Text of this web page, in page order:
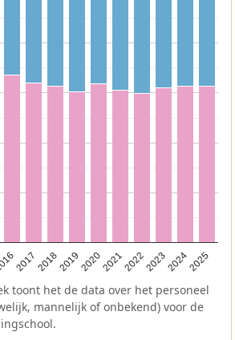
201720182019202020212022202320242025
toont het de data over het personeel
mannelijk of onbekend) voor de